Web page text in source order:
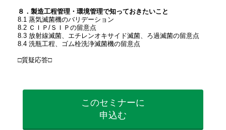
８．製造工程管理・環境管理で知っておきたいこと
8.1 蒸気滅菌機のバリデーション
8.2 ＣＩＰ/ＳＩＰの留意点
8.3 放射線滅菌、エチレンオキサイド滅菌、ろ過滅菌の留意点
8.4 洗瓶工程、ゴム栓洗浄滅菌機の留意点
□質疑応答□
このセミナーに
申込む